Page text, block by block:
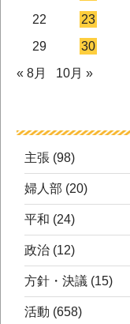
22
23
29
30
« 8月
10月 »
主張 (98)
婦人部 (20)
平和 (24)
政治 (12)
方針・決議 (15)
活動 (658)